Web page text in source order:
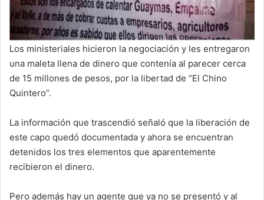
Los ministeriales hicieron la negociación y les entregaron
una maleta llena de dinero que contenía al parecer cerca
de 15 millones de pesos, por la libertad de “El Chino
Quintero”.
La información que trascendió señaló que la liberación de
este capo quedó documentada y ahora se encuentran
detenidos los tres elementos que aparentemente
recibieron el dinero.
Pero además hay un agente que ya no se presentó y al